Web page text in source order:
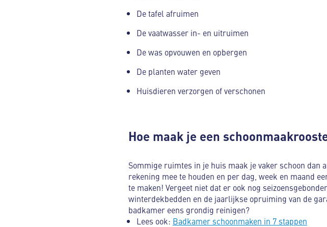
De tafel afruimen
De vaatwasser in- en uitruimen
De was opvouwen en opbergen
De planten water geven
Huisdieren verzorgen of verschonen
Hoe maak je een
Sommige ruimtes in je huis maak je vaker schoon dan
rekening mee te houden en per dag, week en maand
te maken! Vergeet niet dat er ook nog
winterdekbedden en de jaarlijkse opruiming van de
badkamer eens grondig reinigen?
Lees ook: Badkamer schoonmaken in 7 stappen